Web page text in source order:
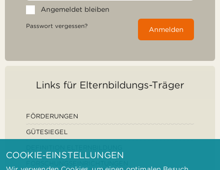
Angemeldet bleiben
Passwort vergessen? Anmelden
Links für Elternbildungs-Träger
FÖRDERUNGEN
GÜTESIEGEL
COOKIE-EINSTELLUNGEN